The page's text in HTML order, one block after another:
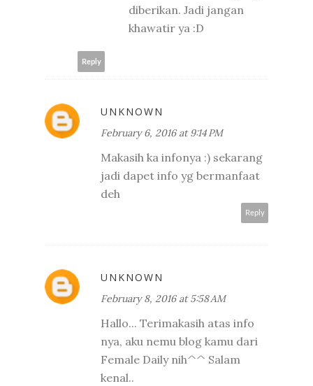
diberikan. Jadi jangan
khawatir ya :D
Reply
UNKNOWN
February 6, 2016 at 9:14 PM
Makasih ka infonya :) sekarang
jadi dapet info yg bermanfaat
deh
Reply
UNKNOWN
February 8, 2016 at 5:58 AM
Hallo... Terimakasih atas info
nya, aku nemu blog kamu dari
Female Daily nih^^ Salam
kenal..